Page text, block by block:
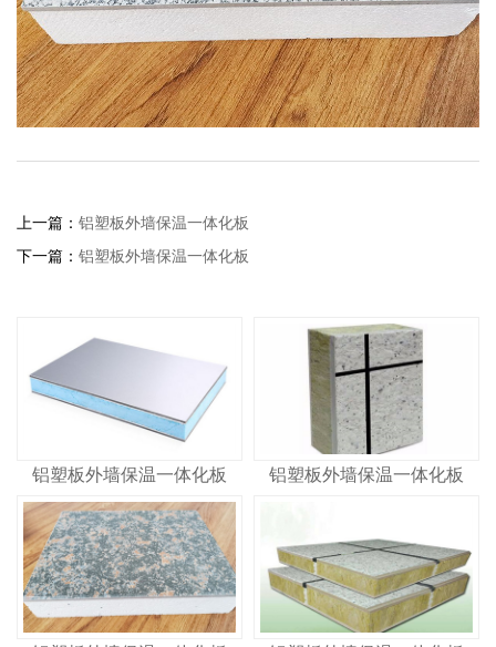
上一篇： 铝塑板外墙保温一体化板
下一篇： 铝塑板外墙保温一体化板
铝塑板外墙保温一体化板 铝塑板外墙保温一体化板